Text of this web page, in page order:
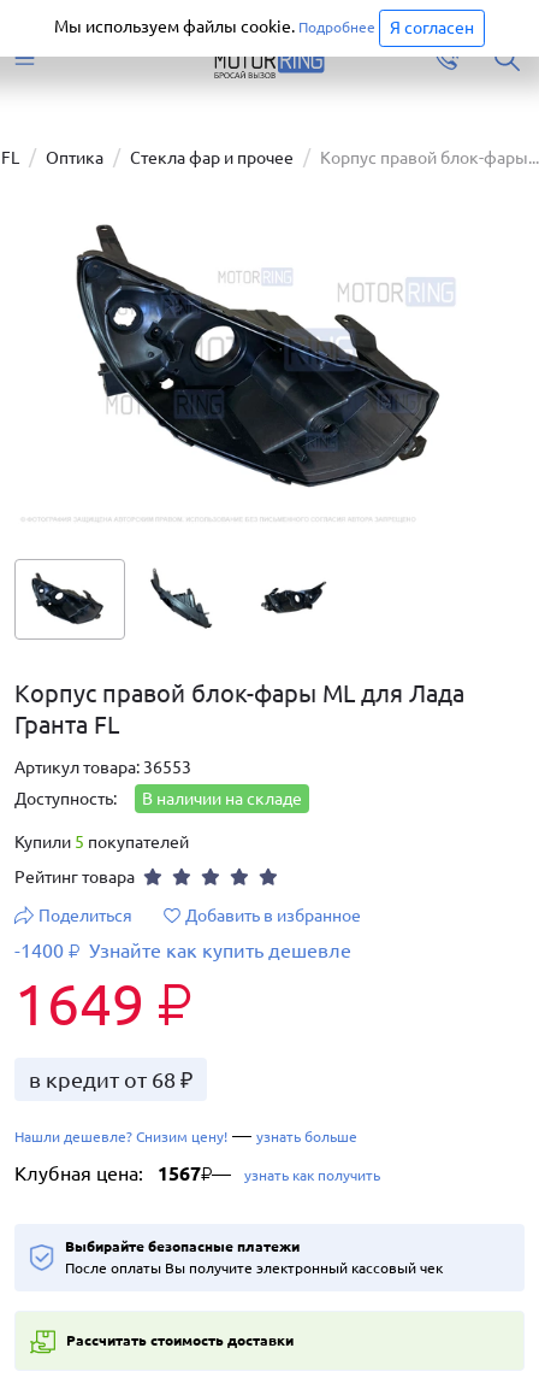
Перейти
Оптика Стекла фар и прочее Корпус правой блок-фары...
Корпус правой блок-фары ML для Лада
Гранта FL
Артикул товара: 36553
Доступность:
В наличии на складе
Купили 5 покупателей
Рейтинг товара
Поделиться
Добавить в избранное
-1400 ₽ Узнайте как купить дешевле
1649 ₽
в кредит от 68 ₽
Нашли дешевле? Снизим цену! — узнать больше
Клубная цена: 1567₽— узнать как получить
Выбирайте безопасные платежи
После оплаты Вы получите электронный кассовый чек
Рассчитать стоимость доставки
Мы используем файлы cookie. Подробнее Я согласен